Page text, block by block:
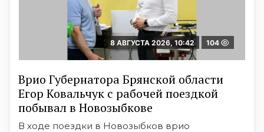
8 АВГУСТА 2026, 10:42 104
Врио Губернатора Брянской области
Егор Ковальчук с рабочей поездкой
побывал в Новозыбкове
В ходе поездки в Новозыбков врио